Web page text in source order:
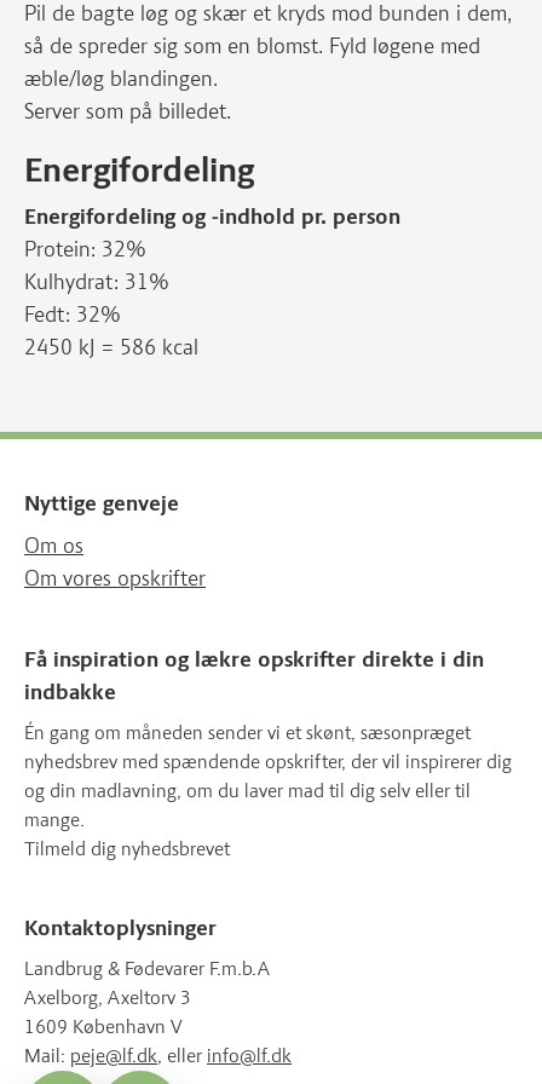
Pil de bagte løg og skær et kryds mod bunden i dem,
så de spreder sig som en blomst. Fyld løgene med
æble/løg blandingen.
Server som på billedet.
Energifordeling
Energifordeling og -indhold pr. person
Protein: 32%
Kulhydrat: 31%
Fedt: 32%
2450 kJ = 586 kcal
Nyttige genveje
Om os
Om vores opskrifter
Få inspiration og lækre opskrifter direkte i din
indbakke
Én gang om måneden sender vi et skønt, sæsonpræget
nyhedsbrev med spændende opskrifter, der vil inspirerer dig
og din madlavning, om du laver mad til dig selv eller til
mange.
Tilmeld dig nyhedsbrevet
Kontaktoplysninger
Landbrug & Fødevarer F.m.b.A
Axelborg, Axeltorv 3
1609 København V
Mail: peje@lf.dk, eller info@lf.dk